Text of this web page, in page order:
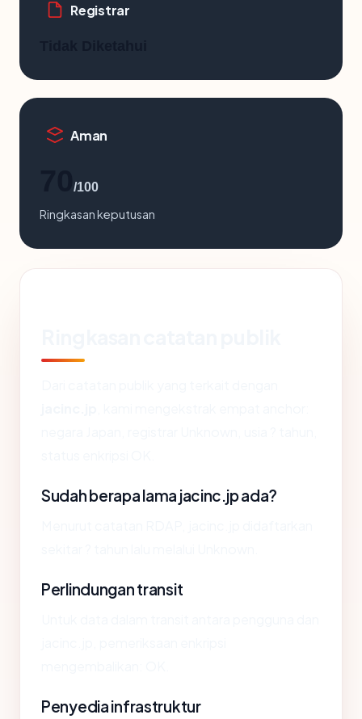
Registrar
Aman
/100
Ringkasan keputusan
Sudah berapa lama jacinc.jp ada?
Perlindungan transit
Penyedia infrastruktur